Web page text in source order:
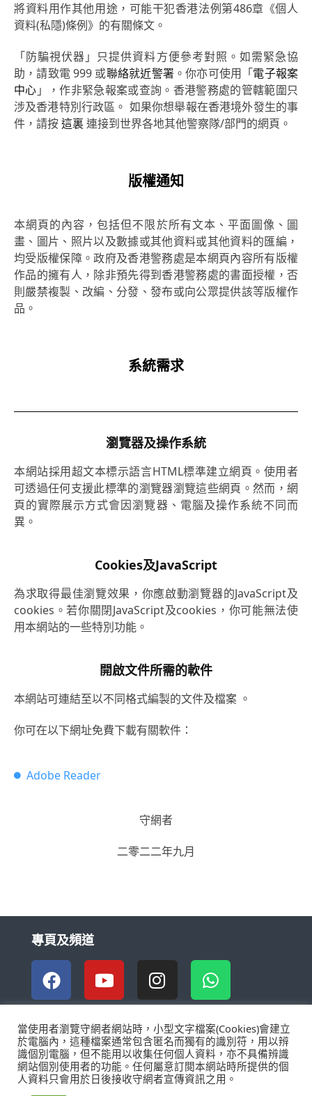
將資料用作其他用途，可能干犯香港法例第486章《個人
資料(私隱)條例》的有關條文。
「防騙視伏器」只提供資料方便參考對照。如需緊急協
助，請致電 999 或聯絡就近警署。你亦可使用「電子報案
中心 」，作非緊急報案或查詢。香港警務處的管轄範圍只
涉及香港特別行政區。 如果你想舉報在香港境外發生的事
件，請按這裏連接到世界各地其他警察隊/部門的網頁。
版權通知
本網頁的內容，包括但不限於所有文本、平面圖像、圖
畫、圖片、照片以及數據或其他資料或其他資料的匯編，
均受版權保障。政府及香港警務處是本網頁內容所有版權
作品的擁有人，除非預先得到香港警務處的書面授權，否
則嚴禁複製、改編、分發、發布或向公眾提供該等版權作
品。
系統需求
瀏覽器及操作系統
本網站採用超文本標示語言HTML標準建立網頁。使用者
可透過任何支援此標準的瀏覽器瀏覽這些網頁。然而，網
頁的實際展示方式會因瀏覽器、電腦及操作系統不同而
異。
Cookies及JavaScript
為求取得最佳瀏覽效果，你應啟動瀏覽器的JavaScript及
cookies。若你關閉JavaScript及cookies，你可能無法使
用本網站的一些特別功能。
開啟文件所需的軟件
本網站可連結至以不同格式編製的文件及檔案 。
你可在以下網址免費下載有關軟件：
Adobe Reader
守網者
二零二二年九月
專頁及頻道
重要告示 私隱政策 關於我們
當使用者瀏覽守網者網站時，小型文字檔案(Cookies)會建立
於電腦內，這種檔案通常包含匿名而獨有的識別符，用以辨
識個別電腦，但不能用以收集任何個人資料，亦不具備辨識
網站個別使用者的功能。任何屬意訂閲本網站時所提供的個
人資料只會用於日後接收守網者宣傳資訊之用。